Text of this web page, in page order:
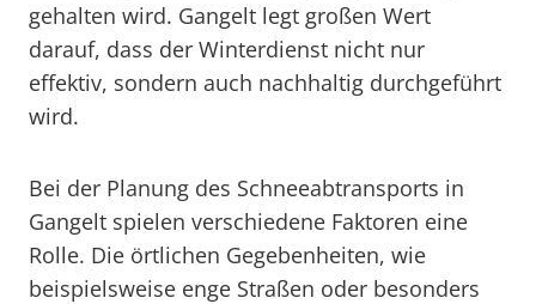
gehalten wird. Gangelt legt großen Wert
darauf, dass der Winterdienst nicht nur
effektiv, sondern auch nachhaltig durchgeführt
wird.
Bei der Planung des Schneeabtransports in
Gangelt spielen verschiedene Faktoren eine
Rolle. Die örtlichen Gegebenheiten, wie
beispielsweise enge Straßen oder besonders